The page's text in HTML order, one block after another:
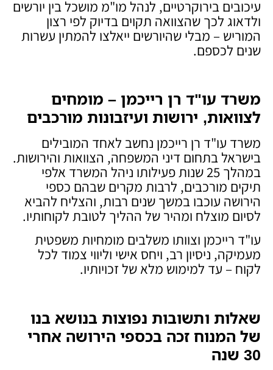
עיכובים בירוקרטיים, לנהל מו"מ מושכל בין יורשים
ולדאוג לכך שהצוואה תקוים בדיוק לפי רצון
המוריש – מבלי שהיורשים ייאלצו להמתין עשרות
שנים לכספם.
משרד עו"ד רן רייכמן – מומחים
לצוואות, ירושות ועיזבונות מורכבים
משרד עו"ד רן רייכמן נחשב לאחד המובילים
בישראל בתחום דיני המשפחה, הצוואות והירושות.
במהלך 25 שנות פעילותו ניהל המשרד אלפי
תיקים מורכבים, לרבות מקרים שבהם כספי
הירושה עוכבו במשך שנים רבות, והצליח להביא
לסיום מוצלח ומהיר של ההליך לטובת לקוחותיו.
עו"ד רייכמן וצוותו משלבים מומחיות משפטית
מעמיקה, ניסיון רב, ויחס אישי וליווי צמוד לכל
לקוח – עד למימוש מלא של זכויותיו.
שאלות ותשובות נפוצות בנושא בנו
של המנוח זכה בכספי הירושה אחרי
30 שנה